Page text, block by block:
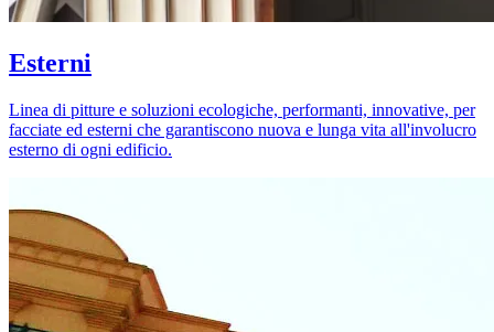
Esterni
Linea di pitture e soluzioni ecologiche, performanti, innovative, per
facciate ed esterni che garantiscono nuova e lunga vita all'involucro
esterno di ogni edificio.